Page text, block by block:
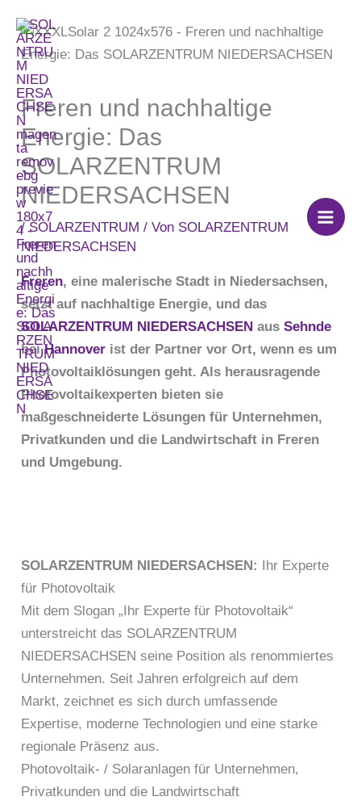
Inhalt
springen
Freren und nachhaltige
Energie: Das
SOLARZENTRUM
NIEDERSACHSEN
/ SOLARZENTRUM / Von SOLARZENTRUM
NIEDERSACHSEN
Freren, eine malerische Stadt in Niedersachsen,
setzt auf nachhaltige Energie, und das
SOLARZENTRUM NIEDERSACHSEN ausSehnde
beiHannover ist der Partner vor Ort, wenn es um
Photovoltaiklösungen geht. Als herausragende
Photovoltaikexperten bieten sie
maßgeschneiderte Lösungen für Unternehmen,
Privatkunden und die Landwirtschaft in Freren
und Umgebung.
SOLARZENTRUM NIEDERSACHSEN: Ihr Experte
für Photovoltaik
Mit dem Slogan „Ihr Experte für Photovoltaik“
unterstreicht das SOLARZENTRUM
NIEDERSACHSEN seine Position als renommiertes
Unternehmen. Seit Jahren erfolgreich auf dem
Markt, zeichnet es sich durch umfassende
Expertise, moderne Technologien und eine starke
regionale Präsenz aus.
Photovoltaik- / Solaranlagen für Unternehmen,
Privatkunden und die Landwirtschaft